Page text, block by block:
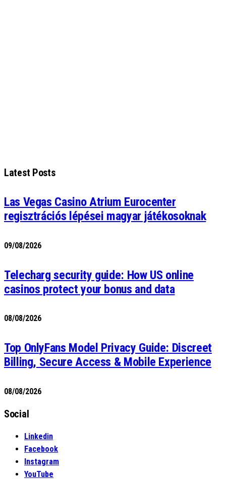
Latest Posts
Las Vegas Casino Atrium Eurocenter
regisztrációs lépései magyar játékosoknak
09/08/2026
Telecharg security guide: How US online
casinos protect your bonus and data
08/08/2026
Top OnlyFans Model Privacy Guide: Discreet
Billing, Secure Access & Mobile Experience
08/08/2026
Social
Linkedin
Facebook
Instagram
YouTube